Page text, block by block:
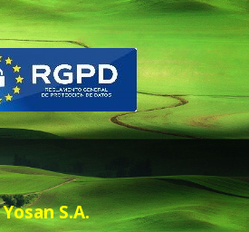
Yosan S.A.